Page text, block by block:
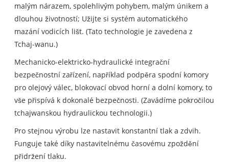
malým nárazem, spolehlivým pohybem, malým únikem a
dlouhou životností; Užijte si systém automatického
mazání vodicích lišt. (Tato technologie je zavedena z
Tchaj-wanu.)
Mechanicko-elektricko-hydraulické integrační
bezpečnostní zařízení, například podpěra spodní komory
pro olejový válec, blokovací obvod horní a dolní komory, to
vše přispívá k dokonalé bezpečnosti. (Zavádíme pokročilou
tchajwanskou hydraulickou technologii.)
Pro stejnou výrobu lze nastavit konstantní tlak a zdvih.
Funguje také díky nastavitelnému časovému zpoždění
přidržení tlaku.